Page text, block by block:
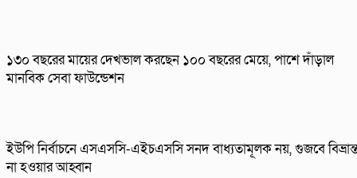
১৩০ বছরের মায়ের দেখভাল করছেন ১০০ বছরের মেয়ে, পাশে দাঁড়াল
মানবিক সেবা ফাউন্ডেশন
ইউপি নির্বাচনে এসএসসি-এইচএসসি সনদ বাধ্যতামূলক নয়, গুজবে
না হওয়ার আহ্বান